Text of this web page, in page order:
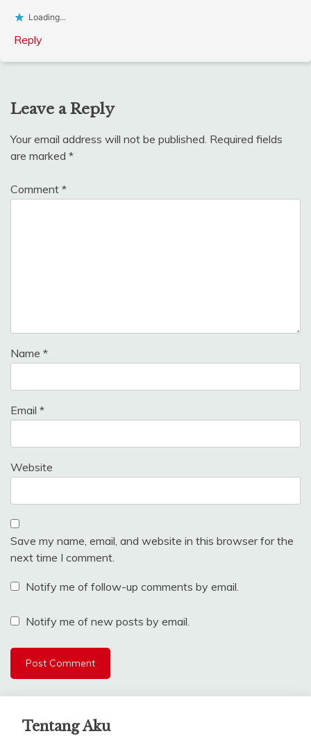
Loading...
Reply
Leave a Reply
Your email address will not be published. Required fields
are marked *
Comment *
Name *
Email *
Website
Save my name, email, and website in this browser for the
next time I comment.
Notify me of follow-up comments by email.
Notify me of new posts by email.
Tentang Aku